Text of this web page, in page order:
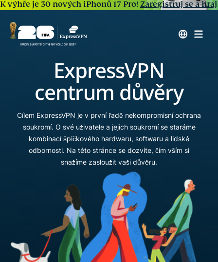
K výhře je 30 nových iPhonů 17 Pro! Zaregistruj se a hraj
ExpressVPN
centrum důvěry
Cílem ExpressVPN je v první řadě nekompromisní ochrana
soukromí. O své uživatele a jejich soukromí se staráme
kombinací špičkového hardwaru, softwaru a lidské
odbornosti. Na této stránce se dozvíte, čím vším si
snažíme zasloužit vaši důvěru.